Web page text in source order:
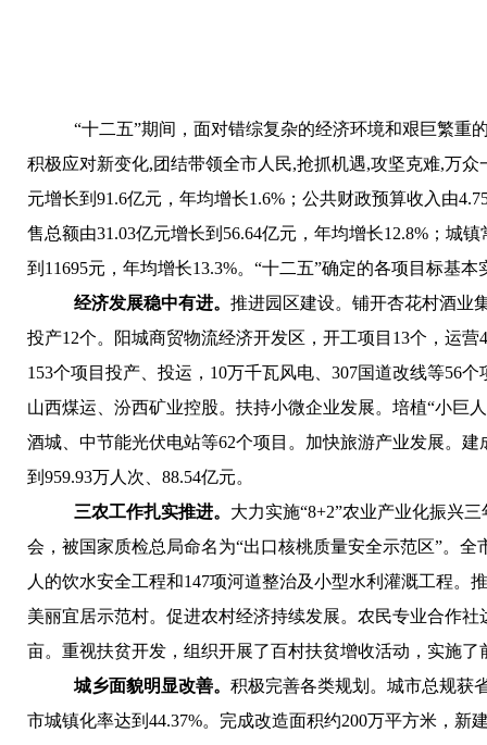
“十二五”期间，面对错综复杂的经济环境和艰巨繁重
积极应对新变化,团结带领全市人民,抢抓机遇,攻坚克难,万
元增长到91.6亿元，年均增长1.6%；公共财政预算收入由
售总额由31.03亿元增长到56.64亿元，年均增长12.8%；城
到11695元，年均增长13.3%。“十二五”确定的各项目标基
经济发展稳中有进。 推进园区建设。 铺开杏花村酒业
投产12个。阳城商贸物流经济开发区，开工项目13个，运营
153个项目投产、投运，10万千瓦风电、307国道改线等56
山西煤运、汾西矿业控股。 扶持小微企业发展。 培植“小巨
酒城、中节能光伏电站等62个项目。 加快旅游产业发展。 建
到959.93万人次、88.54亿元。
三农工作扎实推进。 大力实施“8+2”农业产业化振兴三
会，被国家质检总局命名为“出口核桃质量安全示范区”。
人的饮水安全工程和147项河道整治及小型水利灌溉工程。
美丽宜居示范村。 促进农村经济持续发展。 农民专业合作社
亩。重视扶贫开发，组织开展了百村扶贫增收活动，实施
城乡面貌明显改善。 积极完善各类规划。 城市总规获
市城镇化率达到44.37%。完成改造面积约200万平方米，新